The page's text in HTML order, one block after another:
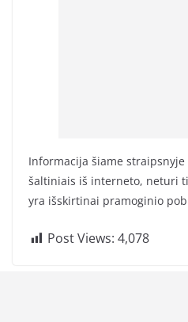
Informacija šiame
šaltiniais iš interneto, neturi
yra išskirtinai pramoginio
Post Views: 4,078